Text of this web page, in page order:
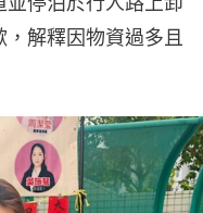
解釋因物資過多且